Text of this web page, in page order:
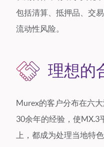
包括清算、抵押品、交
流动性风险。
理想的
Murex的客户分布在六
30余年的经验，使MX.3
上，都成为处理当地特